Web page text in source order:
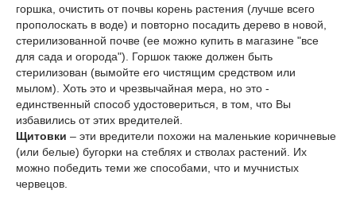
горшка, очистить от почвы корень растения (лучше всего
прополоскать в воде) и повторно посадить дерево в новой,
стерилизованной почве (ее можно купить в магазине "все
для сада и огорода"). Горшок также должен быть
стерилизован (вымойте его чистящим средством или
мылом). Хоть это и чрезвычайная мера, но это -
единственный способ удостовериться, в том, что Вы
избавились от этих вредителей.
Щитовки – эти вредители похожи на маленькие коричневые
(или белые) бугорки на стеблях и стволах растений. Их
можно победить теми же способами, что и мучнистых
червецов.